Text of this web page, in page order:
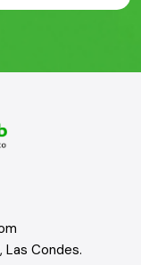
Las Condes.